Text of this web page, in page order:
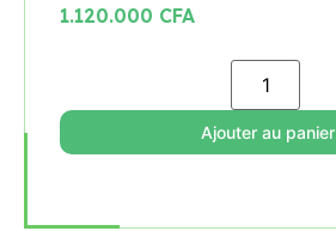
1.120.000 CFA
Ajouter au panier